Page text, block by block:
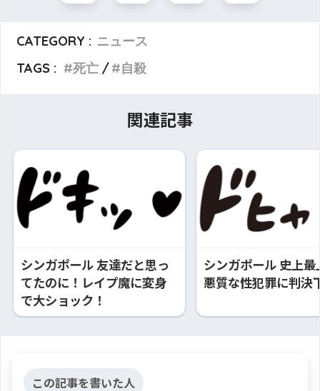
CATEGORY : ニュース
TAGS :
死亡 自殺
関連記事
シンガポール 友達だと思っ
てたのに！レイプ魔に変身
で大ショック！
シンガポール 史上最
悪質な性犯罪に判決
この記事を書いた人